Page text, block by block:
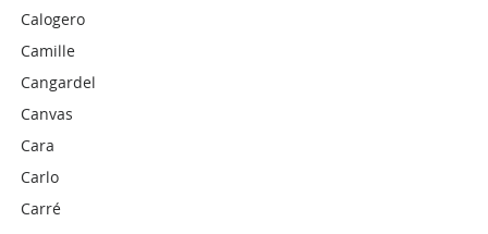
Calogero
Camille
Cangardel
Canvas
Cara
Carlo
Carré